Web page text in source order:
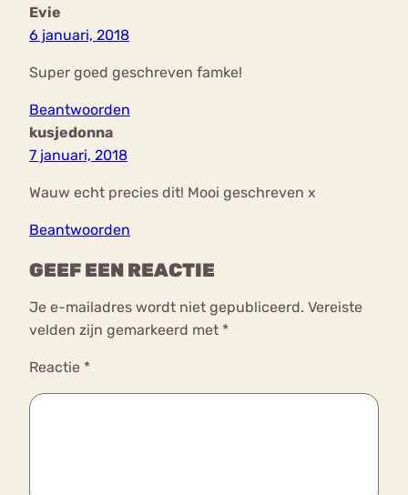
Evie
6 januari, 2018
Super goed geschreven famke!
Beantwoorden
kusjedonna
7 januari, 2018
Wauw echt precies dit! Mooi geschreven x
Beantwoorden
GEEF EEN REACTIE
Je e-mailadres wordt niet gepubliceerd. Vereiste
velden zijn gemarkeerd met *
Reactie *